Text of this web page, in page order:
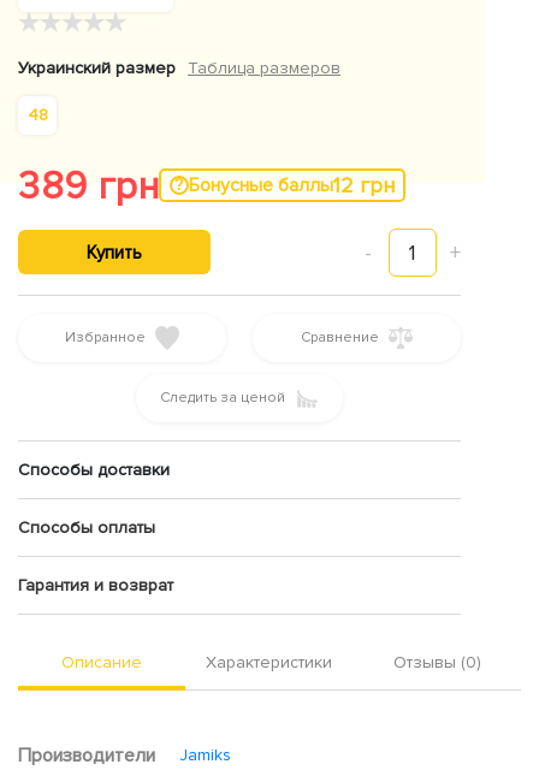
★★★★★
Украинский размер Таблица размеров
48
389 грн Бонусные баллы12 грн
- 1 +
Купить
Избранное Сравнение
Следить за ценой
Способы доставки
Способы оплаты
Гарантия и возврат
Описание Характеристики Отзывы (0)
Производители Jamiks